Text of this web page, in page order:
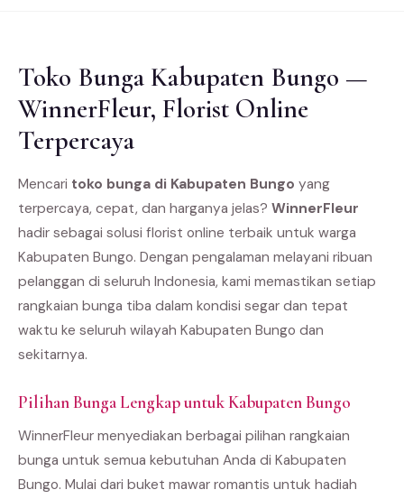
Toko Bunga Kabupaten Bungo —
WinnerFleur, Florist Online
Terpercaya
Mencari toko bunga di Kabupaten Bungo yang
terpercaya, cepat, dan harganya jelas? WinnerFleur
hadir sebagai solusi florist online terbaik untuk warga
Kabupaten Bungo. Dengan pengalaman melayani ribuan
pelanggan di seluruh Indonesia, kami memastikan setiap
rangkaian bunga tiba dalam kondisi segar dan tepat
waktu ke seluruh wilayah Kabupaten Bungo dan
sekitarnya.
Pilihan Bunga Lengkap untuk Kabupaten Bungo
WinnerFleur menyediakan berbagai pilihan rangkaian
bunga untuk semua kebutuhan Anda di Kabupaten
Bungo. Mulai dari buket mawar romantis untuk hadiah